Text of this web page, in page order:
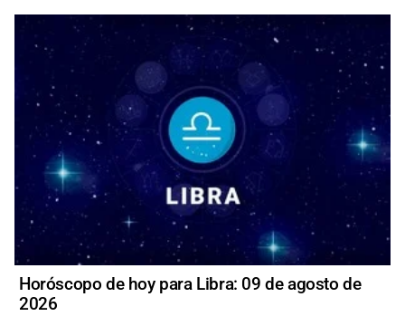
Horóscopo de hoy para Libra: 09 de agosto de
2026